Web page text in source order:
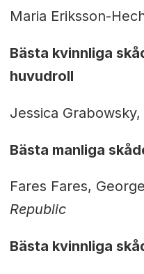
Maria Eriksson-
Bästa kvinnliga
huvudroll
Jessica Grabowsky,
Bästa manliga
Fares Fares,
Republic
Bästa kvinnliga